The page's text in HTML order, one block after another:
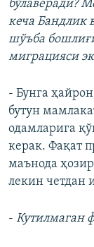
бўлаверади?
кеча Бандлик
шўъба
миграцияси
- Бунга
бутун
одамларига
керак. Фақат
маънода
лекин четдан
- Кутилмаган